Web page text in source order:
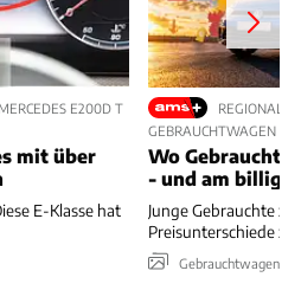
E200D T
mit über
E-Klasse hat
REGIONALE
GEBRAUCHTWAGEN
Wo Gebrauchte
- und am
Junge Gebrauchte
Preisunterschiede
Gebrauchtwagen